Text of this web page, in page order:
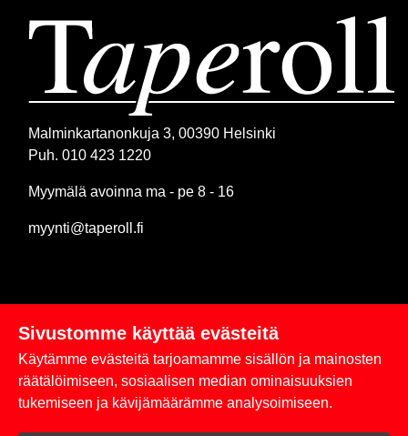
Malminkartanonkuja 3, 00390 Helsinki
Puh. 010 423 1220
Myymälä avoinna ma - pe 8 - 16
myynti@taperoll.fi
Linkit
Rekisteriseloste
Sivustomme käyttää evästeitä
Käytämme evästeitä tarjoamamme sisällön ja mainosten
räätälöimiseen, sosiaalisen median ominaisuuksien
tukemiseen ja kävijämäärämme analysoimiseen.